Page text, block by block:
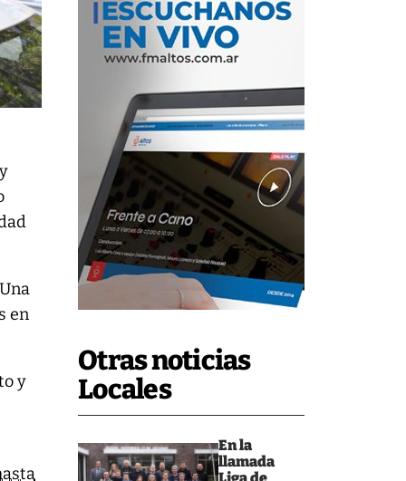
Otras noticias
Locales
En la
llamada
en
y